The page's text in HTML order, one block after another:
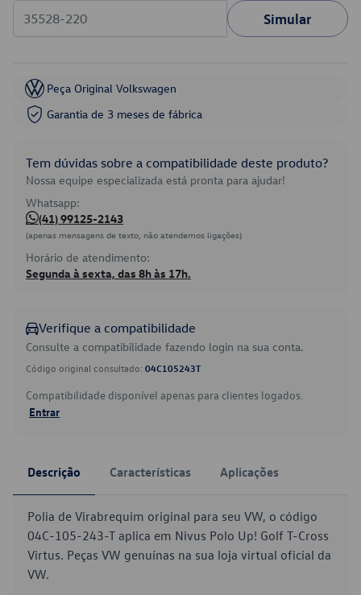
Simular
Peça Original Volkswagen
Garantia de 3 meses de fábrica
Tem dúvidas sobre a compatibilidade deste produto?
Nossa equipe especializada está pronta para ajudar!
Whatsapp:
(41) 99125-2143
(apenas mensagens de texto, não atendemos ligações)
Horário de atendimento:
Segunda à sexta, das 8h às 17h.
Verifique a compatibilidade
Consulte a compatibilidade fazendo login na sua conta.
Código original consultado: 04C105243T
Compatibilidade disponível apenas para clientes logados.
Entrar
Descrição Características Aplicações
Polia de Virabrequim original para seu VW, o código
04C-105-243-T aplica em Nivus Polo Up! Golf T-Cross
Virtus. Peças VW genuínas na sua loja virtual oficial da
VW.